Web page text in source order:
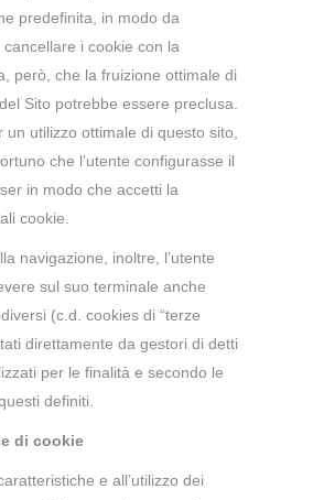
predefinita, in modo da
i cookie con la
però, che la fruizione ottimale di
Sito potrebbe essere preclusa.
un utilizzo ottimale di questo sito,
che l’utente configurasse il
in modo che accetti la
cookie.
navigazione, inoltre, l’utente
sul suo terminale anche
(c.d. cookies di “terze
direttamente da gestori di detti
per le finalità e secondo le
definiti.
di cookie
e all’utilizzo dei